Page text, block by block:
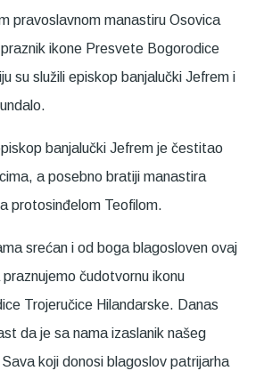
pravoslavnom manastiru Osovica
ikone Presvete Bogorodice
su služili episkop banjalučki Jefrem i
banjalučki Jefrem je čestitao
a posebno bratiji manastira
protosinđelom Teofilom.
srećan i od boga blagosloven ovaj
čudotvornu ikonu
Trojeručice Hilandarske. Danas
da je sa nama izaslanik našeg
koji donosi blagoslov patrijarha